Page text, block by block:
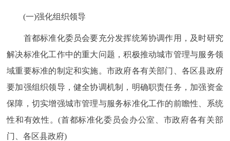
(一)强化组织领导
首都标准化委员会要充分发挥统筹协调作用，及时研究
解决标准化工作中的重大问题，积极推动城市管理与服务领
域重要标准的制定和实施。市政府各有关部门、各区县政府
要加强组织领导，健全协调机制，明确职责任务，加强资金
保障，切实增强城市管理与服务标准化工作的前瞻性、系统
性和有效性。(首都标准化委员会办公室、市政府各有关部
门、各区县政府)